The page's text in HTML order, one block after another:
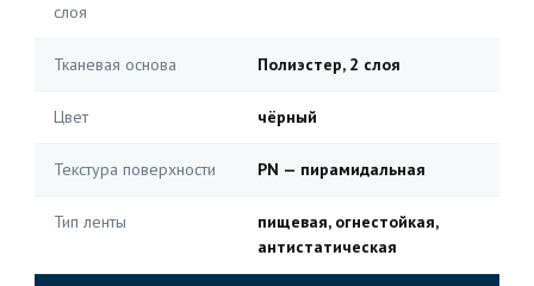
слоя
Тканевая основа Полиэстер, 2 слоя
Цвет чёрный
Текстура поверхности PN — пирамидальная
Тип ленты
пищевая, огнестойкая,
антистатическая